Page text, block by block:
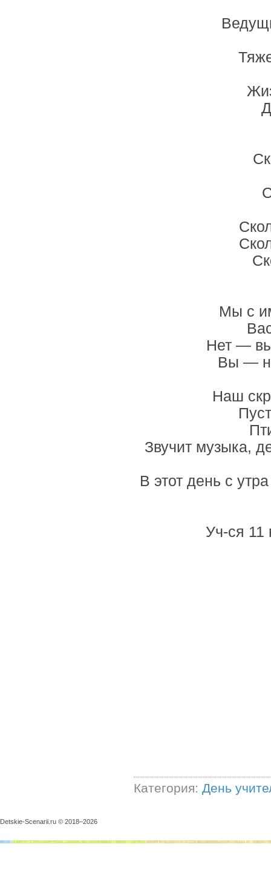
Мы с
Нет — вы
Вы —
Наш
Звучит музыка,
В этот день с
Уч-ся 11
Категория: День
Detskie-Scenarii.ru © 2018–2026